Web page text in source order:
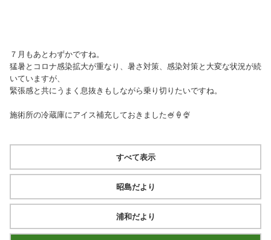
７月もあとわずかですね。
猛暑とコロナ感染拡大が重なり、暑さ対策、感染対策と大変な状況が続
いていますが、
緊張感と共にうまく息抜きもしながら乗り切りたいですね。
施術所の冷蔵庫にアイス補充しておきました🍧🍦🍨
すべて表示
昭島だより
浦和だより